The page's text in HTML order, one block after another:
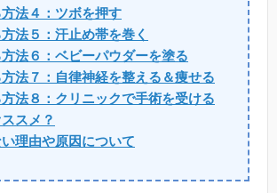
法４：ツボを押す
法５：汗止め帯を巻く
法６：ベビーパウダーを塗る
法７：自律神経を整える＆痩せる
法８：クリニックで手術を受ける
スメ？
理由や原因について